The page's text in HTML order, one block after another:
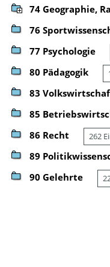
74 Geographie,
76
77 Psychologie
80 Pädagogik
83
85
86 Recht 262
89
90 Gelehrte